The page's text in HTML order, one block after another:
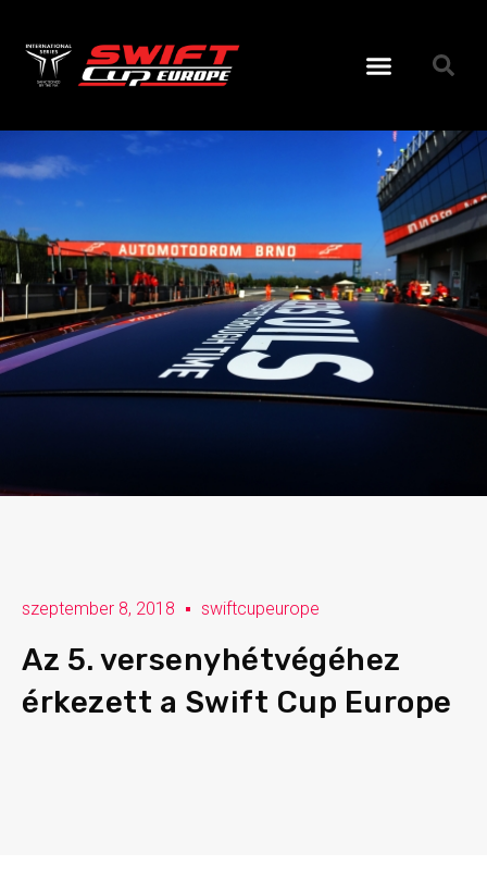
szeptember 8, 2018 swiftcupeurope
Az 5. versenyhétvégéhez
érkezett a Swift Cup Europe